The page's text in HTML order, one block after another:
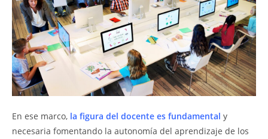
En ese marco, la figura del docente es fundamental y
necesaria fomentando la autonomía del aprendizaje de los